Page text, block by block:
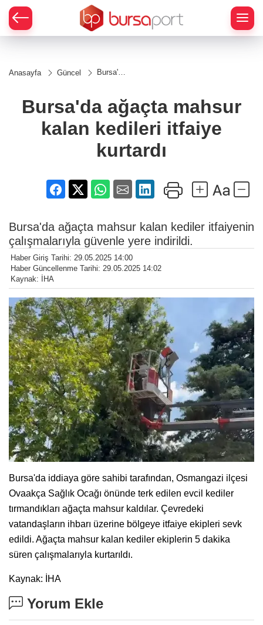
Anasayfa Güncel
Bursa'da
kedileri
kurtardı
Bursa'da ağaçta mahsur
kalan kedileri itfaiye
kurtardı
Bursa'da ağaçta mahsur kalan kediler itfaiyenin
çalışmalarıyla güvenle yere indirildi.
Haber Giriş Tarihi: 29.05.2025 14:00
Haber Güncellenme Tarihi: 29.05.2025 14:02
Kaynak: İHA
Bursa'da iddiaya göre sahibi tarafından, Osmangazi ilçesi
Ovaakça Sağlık Ocağı önünde terk edilen evcil kediler
tırmandıkları ağaçta mahsur kaldılar. Çevredeki
vatandaşların ihbarı üzerine bölgeye itfaiye ekipleri sevk
edildi. Ağaçta mahsur kalan kediler ekiplerin 5 dakika
süren çalışmalarıyla kurtarıldı.
Kaynak: İHA
Yorum Ekle